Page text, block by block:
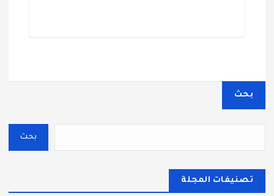
بحث
بحث
تصنيفات المجلة